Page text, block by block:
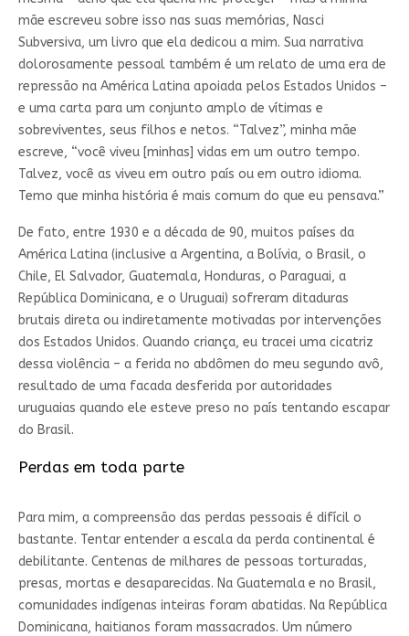
mãe escreveu sobre isso nas suas memórias, Nasci
Subversiva, um livro que ela dedicou a mim. Sua narrativa
dolorosamente pessoal também é um relato de uma era de
repressão na América Latina apoiada pelos Estados Unidos –
e uma carta para um conjunto amplo de vítimas e
sobreviventes, seus filhos e netos. “Talvez”, minha mãe
escreve, “você viveu [minhas] vidas em um outro tempo.
Talvez, você as viveu em outro país ou em outro idioma.
Temo que minha história é mais comum do que eu pensava.”
De fato, entre 1930 e a década de 90, muitos países da
América Latina (inclusive a Argentina, a Bolívia, o Brasil, o
Chile, El Salvador, Guatemala, Honduras, o Paraguai, a
República Dominicana, e o Uruguai) sofreram ditaduras
brutais direta ou indiretamente motivadas por intervenções
dos Estados Unidos. Quando criança, eu tracei uma cicatriz
dessa violência – a ferida no abdômen do meu segundo avô,
resultado de uma facada desferida por autoridades
uruguaias quando ele esteve preso no país tentando escapar
do Brasil.
Perdas em toda parte
Para mim, a compreensão das perdas pessoais é difícil o
bastante. Tentar entender a escala da perda continental é
debilitante. Centenas de milhares de pessoas torturadas,
presas, mortas e desaparecidas. Na Guatemala e no Brasil,
comunidades indígenas inteiras foram abatidas. Na República
Dominicana, haitianos foram massacrados. Um número